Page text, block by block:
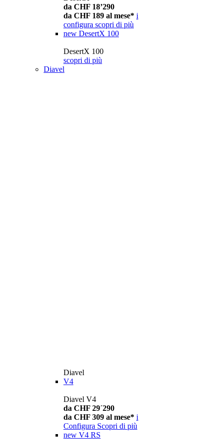
da CHF 18’290
da CHF 189 al mese* i
configura scopri di più
new DesertX 100
DesertX 100
scopri di più
Diavel
Diavel
V4
Diavel V4
da CHF 29´290
da CHF 309 al mese* i
Configura Scopri di più
new V4 RS